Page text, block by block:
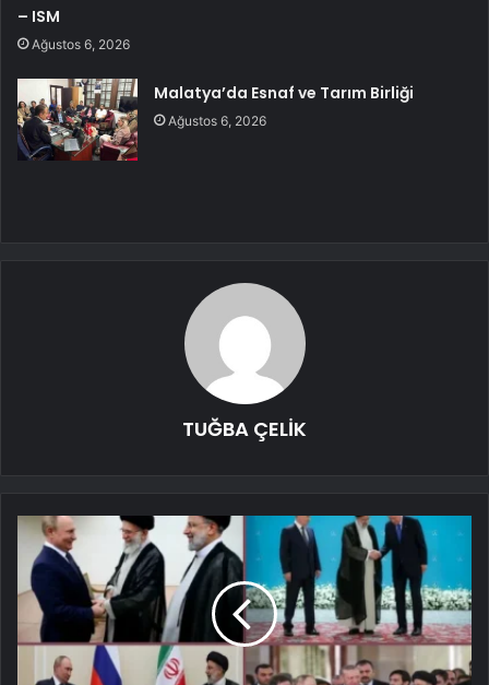
– ISM
Ağustos 6, 2026
Malatya’da Esnaf ve Tarım Birliği
Ağustos 6, 2026
TUĞBA ÇELİK